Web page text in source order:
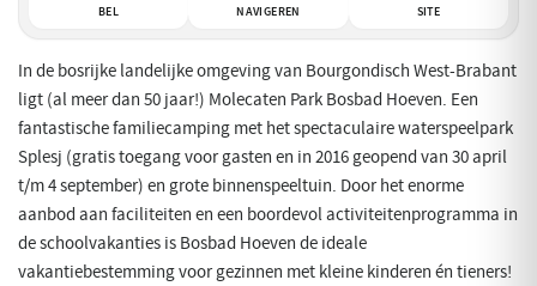
BEL NAVIGEREN SITE
In de bosrijke landelijke omgeving van Bourgondisch West-Brabant
ligt (al meer dan 50 jaar!) Molecaten Park Bosbad Hoeven. Een
fantastische familiecamping met het spectaculaire waterspeelpark
Splesj (gratis toegang voor gasten en in 2016 geopend van 30 april
t/m 4 september) en grote binnenspeeltuin. Door het enorme
aanbod aan faciliteiten en een boordevol activiteitenprogramma in
de schoolvakanties is Bosbad Hoeven de ideale
vakantiebestemming voor gezinnen met kleine kinderen én tieners!